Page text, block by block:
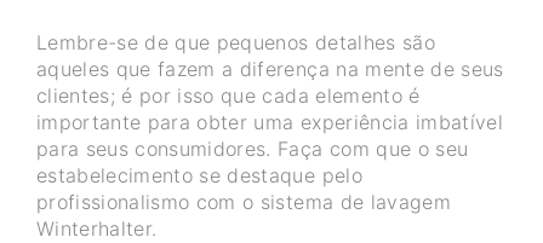
Lembre-se de que pequenos detalhes são
aqueles que fazem a diferença na mente de seus
clientes; é por isso que cada elemento é
importante para obter uma experiência imbatível
para seus consumidores. Faça com que o seu
estabelecimento se destaque pelo
profissionalismo com o sistema de lavagem
Winterhalter.